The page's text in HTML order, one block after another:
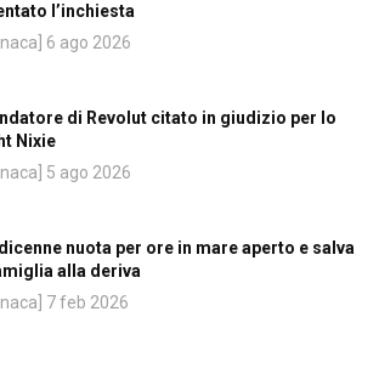
l’inchiesta
6 ago 2026
di Revolut citato in giudizio per lo
Nixie
5 ago 2026
nuota per ore in mare aperto e salva
alla deriva
7 feb 2026